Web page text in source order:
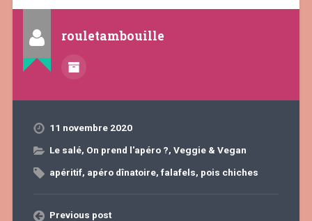
rouletambouille
11 novembre 2020
Le salé, On prend l'apéro ?, Veggie & Vegan
apéritif, apéro dînatoire, falafels, pois chiches
Previous post